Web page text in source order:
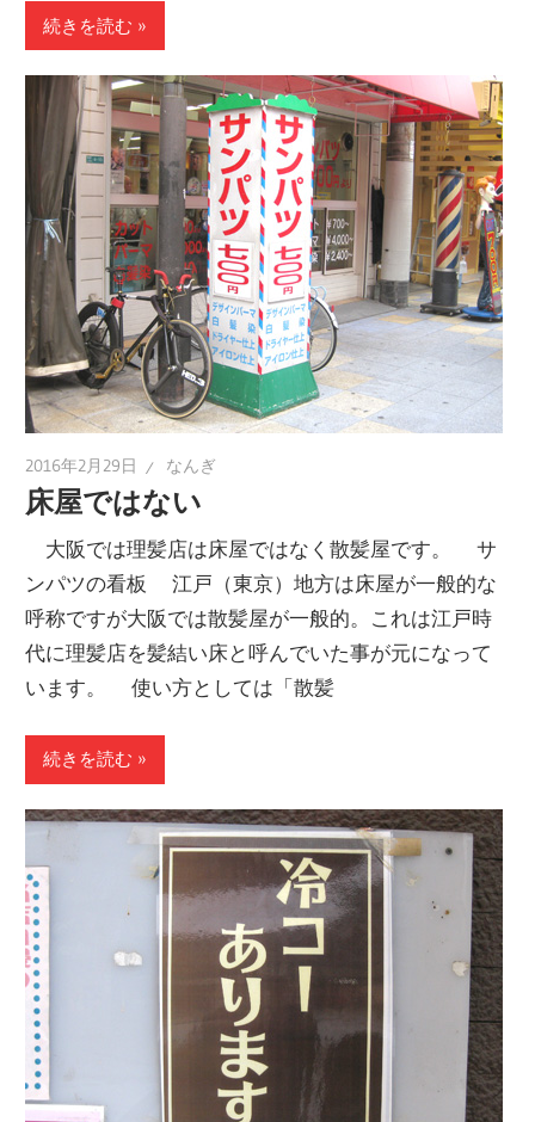
続きを読む
2016年2月29日 なんぎ
床屋ではない
大阪では理髪店は床屋ではなく散髪屋です。 サ
ンパツの看板 江戸（東京）地方は床屋が一般的な
呼称ですが大阪では散髪屋が一般的。これは江戸時
代に理髪店を髪結い床と呼んでいた事が元になって
います。 使い方としては「散髪
続きを読む